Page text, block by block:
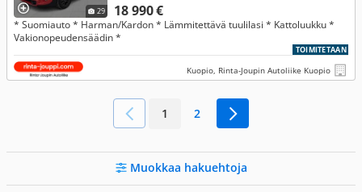
29 18 990 €
* Suomiauto * Harman/Kardon * Lämmitettävä tuulilasi * Kattoluukku *
Vakionopeudensäädin *
TOIMITETAAN
Kuopio, Rinta-Joupin Autoliike Kuopio
1 2
Muokkaa hakuehtoja